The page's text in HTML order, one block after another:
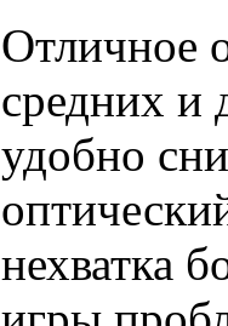
Отличное
средних и
удобно
нехватка